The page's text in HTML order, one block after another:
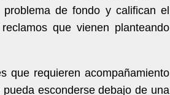
de fondo y califican el
que vienen planteando
que requieren acompañamiento
esconderse debajo de una